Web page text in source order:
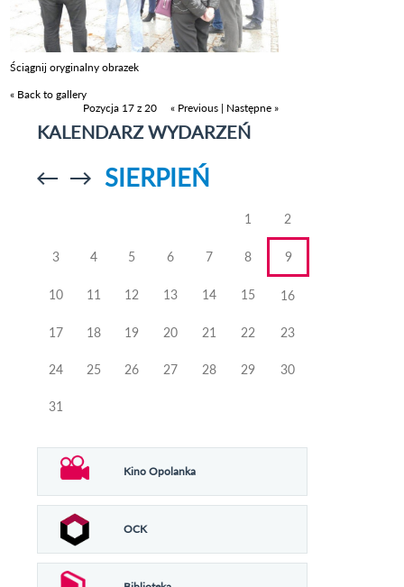
Ściągnij oryginalny obrazek
« Back to gallery
Pozycja 17 z 20
« Previous | Następne »
KALENDARZ WYDARZEŃ
Przejdź doPrzejdź do
SIERPIEŃ
1 2
3 4 5 6 7 8 9
10 11 12 13 14 15 16
17 18 19 20 21 22 23
24 25 26 27 28 29 30
31
Kino Opolanka
OCK